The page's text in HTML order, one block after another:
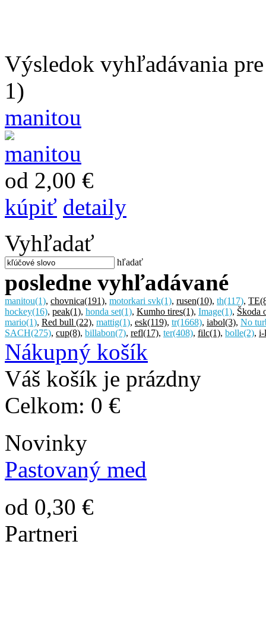
Výsledok vyhľadávania
1)
manitou
od 2,00 €
kúpiť detaily
Vyhľadať
hľadať
posledne vyhľadávané
manitou(1), chovnica(191), motorkari svk(1), rusen(10), th(117), TE
hockey(16), peak(1), honda set(1), Kumho tires(1), Image(1), Škoda
mario(1), Red bull (22), mattig(1), esk(119), tr(1668), iabol(3), No
SACH(275), cup(8), billabon(7), refl(17), ter(408), filc(1), bolle(2), i-
Nákupný košík
Váš košík je prázdny
Celkom: 0 €
Novinky
Pastovaný med
od 0,30 €
Partneri